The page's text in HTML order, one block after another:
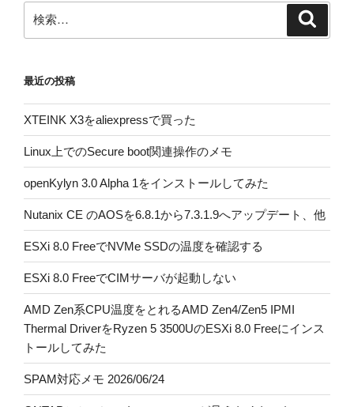
ン
索:
最近の投稿
XTEINK X3をaliexpressで買った
Linux上でのSecure boot関連操作のメモ
openKylyn 3.0 Alpha 1をインストールしてみた
Nutanix CE のAOSを6.8.1から7.3.1.9へアップデート、他
ESXi 8.0 FreeでNVMe SSDの温度を確認する
ESXi 8.0 FreeでCIMサーバが起動しない
AMD Zen系CPU温度をとれるAMD Zen4/Zen5 IPMI
Thermal DriverをRyzen 5 3500UのESXi 8.0 Freeにインス
トールしてみた
SPAM対応メモ 2026/06/24